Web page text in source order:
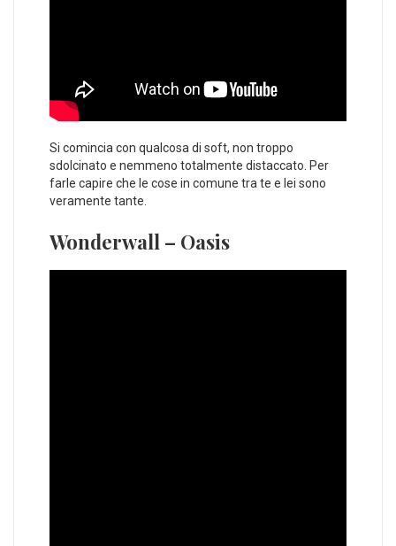
Si comincia con qualcosa di soft, non troppo
sdolcinato e nemmeno totalmente distaccato. Per
farle capire che le cose in comune tra te e lei sono
veramente tante.
Wonderwall – Oasis